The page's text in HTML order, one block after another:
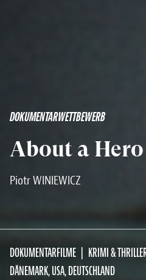
DOKUMENTARWETTBEWERB
About a Hero
Piotr WINIEWICZ
DOKUMENTARFILME KRIMI &
DÄNEMARK, USA, DEUTSCHLAND